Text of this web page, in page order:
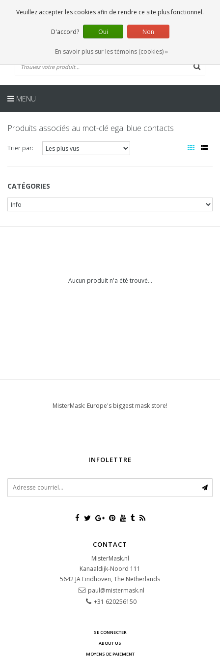
0 Articles
FR
MENU
Produits associés au mot-clé egal blue contacts
Trier par:
CATÉGORIES
Aucun produit n'a été trouvé...
MisterMask: Europe's biggest mask store!
INFOLETTRE
CONTACT
MisterMask.nl
Kanaaldijk-Noord 111
5642 JA Eindhoven, The Netherlands
paul@mistermask.nl
+31 620256150
SE CONNECTER
ABOUT US
MOYENS DE PAIEMENT
Veuillez accepter les cookies afin de rendre ce site plus fonctionnel.
D'accord? Oui Non
En savoir plus sur les témoins (cookies) »